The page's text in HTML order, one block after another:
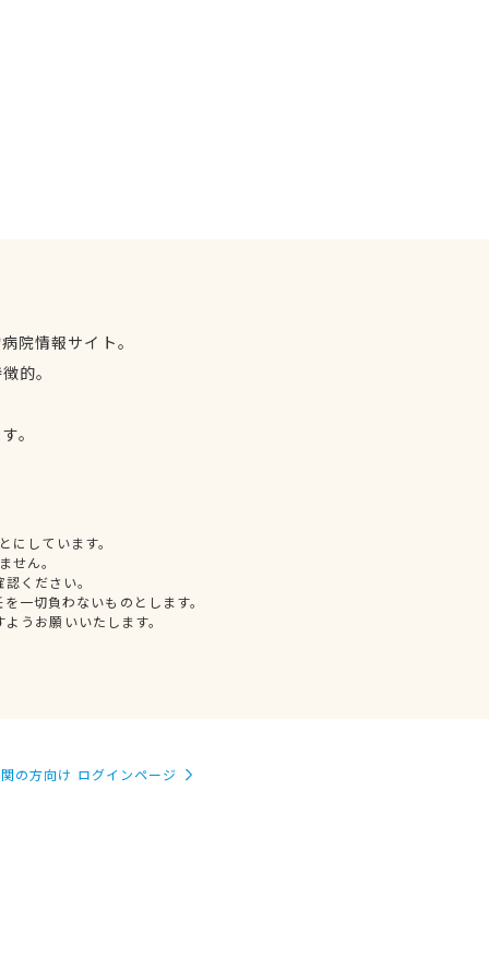
院情報サイト。
的。
。
しています。
せん。
ください。
一切負わないものとします。
うお願いいたします。
の方向け ログインページ